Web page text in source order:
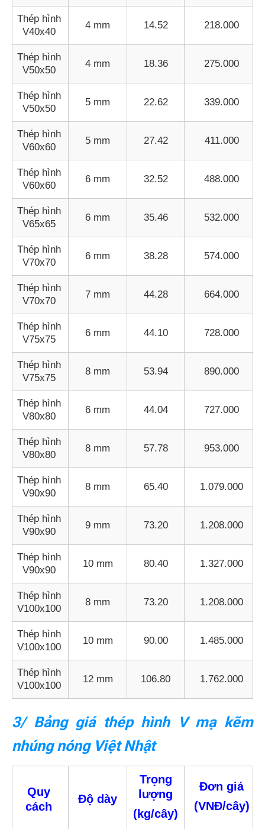
Thép hình
V40x40
4 mm 14.52 218.000
Thép hình
V50x50
4 mm 18.36 275.000
Thép hình
V50x50
5 mm 22.62 339.000
Thép hình
V60x60
5 mm 27.42 411.000
Thép hình
V60x60
6 mm 32.52 488.000
Thép hình
V65x65
6 mm 35.46 532.000
Thép hình
V70x70
6 mm 38.28 574.000
Thép hình
V70x70
7 mm 44.28 664.000
Thép hình
V75x75
6 mm 44.10 728.000
Thép hình
V75x75
8 mm 53.94 890.000
Thép hình
V80x80
6 mm 44.04 727.000
Thép hình
V80x80
8 mm 57.78 953.000
Thép hình
V90x90
8 mm 65.40 1.079.000
Thép hình
V90x90
9 mm 73.20 1.208.000
Thép hình
V90x90
10 mm 80.40 1.327.000
Thép hình
V100x100
8 mm 73.20 1.208.000
Thép hình
V100x100
10 mm 90.00 1.485.000
Thép hình
V100x100
12 mm 106.80 1.762.000
3/ Bảng giá thép hình V mạ kẽm
nhúng nóng Việt Nhật
Quy
cách
Độ dày
Trọng
lượng
(kg/cây)
Đơn giá
(VNĐ/cây)